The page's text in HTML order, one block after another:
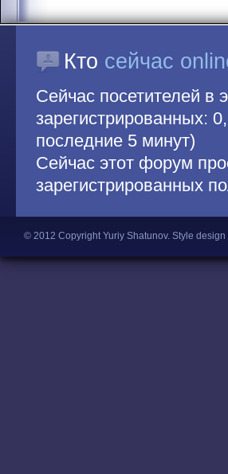
Кто сейчас
Сейчас посетителей в
зарегистрированных:
последние 5 минут)
Сейчас этот форум
зарегистрированных
© 2012 Copyright Yuriy Shatunov. Style